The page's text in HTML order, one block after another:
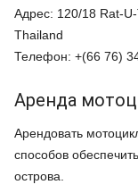
Адрес: 120/18 Rat-
Thailand
Телефон: +(66 76)
Аренда
Арендовать
способов
острова.